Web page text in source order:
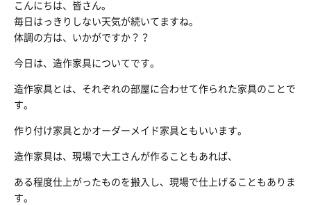
こんにちは、皆さん。
毎日はっきりしない天気が続いてますね。
体調の方は、いかがですか？？
今日は、造作家具についてです。
造作家具とは、それぞれの部屋に合わせて作られた家具のことで
す。
作り付け家具とかオーダーメイド家具ともいいます。
造作家具は、現場で大工さんが作ることもあれば、
ある程度仕上がったものを搬入し、現場で仕上げることもありま
す。